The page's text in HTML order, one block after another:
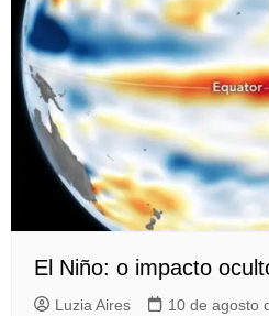
El Niño: o impacto
Luzia Aires 10 de agosto